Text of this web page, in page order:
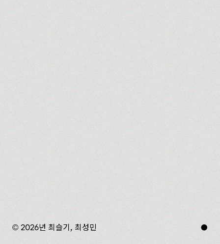
© 2026년 최슬기, 최성민 ●